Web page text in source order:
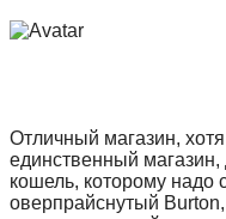
Отличный магазин,
единственный магазин,
кошель, которому надо
оверпрайснутый